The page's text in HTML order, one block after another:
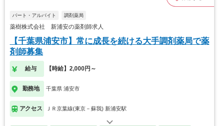
パート・アルバイト 調剤薬局
薬樹株式会社 新浦安の薬剤師求人
【千葉県浦安市】常に成長を続ける大手調剤薬局で薬
剤師募集
給与 【時給】2,000円～
勤務地 千葉県 浦安市
アクセス ＪＲ京葉線(東京－蘇我) 新浦安駅